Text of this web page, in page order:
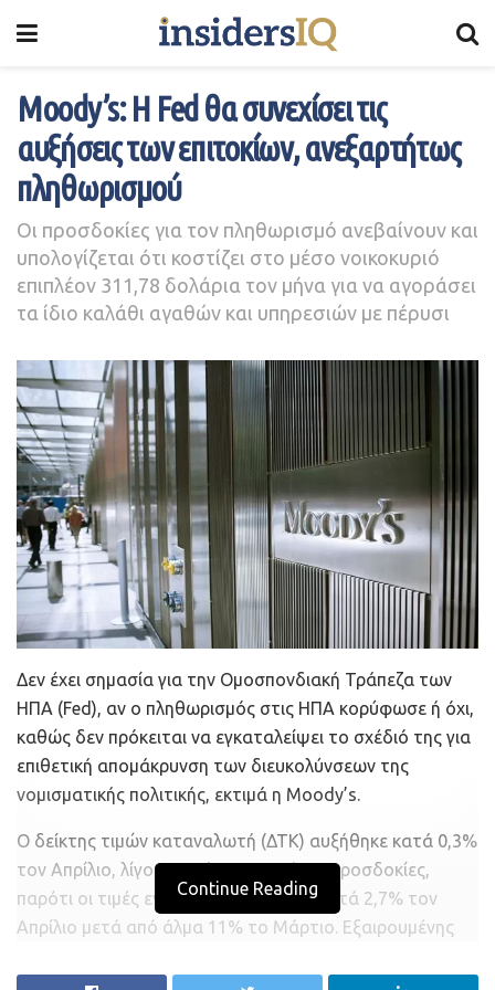
Moody’s: Η Fed θα συνεχίσει τις
αυξήσεις των επιτοκίων, ανεξαρτήτως
πληθωρισμού
Οι προσδοκίες για τον πληθωρισμό ανεβαίνουν και
υπολογίζεται ότι κοστίζει στο μέσο νοικοκυριό
επιπλέον 311,78 δολάρια τον μήνα για να αγοράσει
τα ίδιο καλάθι αγαθών και υπηρεσιών με πέρυσι
Δεν έχει σημασία για την Ομοσπονδιακή Τράπεζα των
ΗΠΑ (Fed), αν ο πληθωρισμός στις ΗΠΑ κορύφωσε ή όχι,
καθώς δεν πρόκειται να εγκαταλείψει το σχέδιό της για
επιθετική απομάκρυνση των διευκολύνσεων της
νομισματικής πολιτικής, εκτιμά η Moody’s.
Ο δείκτης τιμών καταναλωτή (ΔΤΚ) αυξήθηκε κατά 0,3%
τον Απρίλιο, λίγο ισχυρότερος από τις προσδοκίες,
παρότι οι τιμές ενέργειας μειώθηκαν κατά 2,7% τον
Απρίλιο μετά από άλμα 11% το Μάρτιο. Εξαιρουμένης
το 0,4% το Μάρτιο. Ο ΔΤΚ για τα τρόφιμα/ποτά
Continue Reading